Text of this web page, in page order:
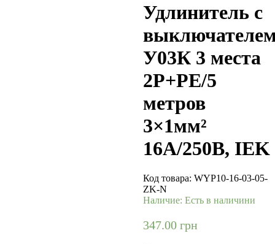
Удлинитель с
У03К 3 места
2P+PE/5
метров
3×1мм²
16А/250В, IEK
Код товара: WYP10-16-03-05-
ZK-N
Наличие: Есть в наличини
347.00грн